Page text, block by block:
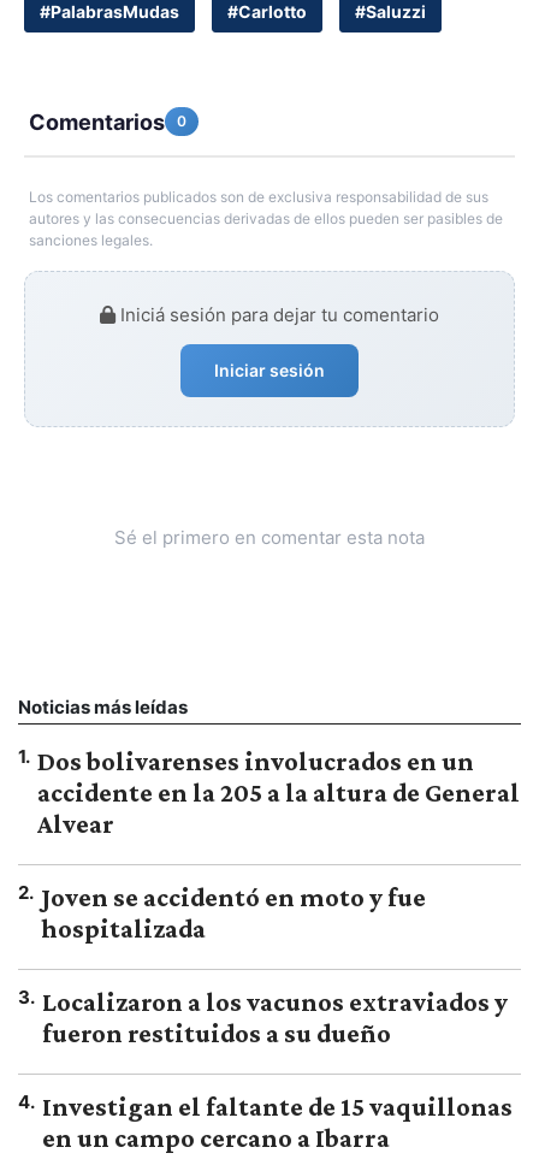
#PalabrasMudas #Carlotto #Saluzzi
Comentarios 0
Los comentarios publicados son de exclusiva responsabilidad de sus
autores y las consecuencias derivadas de ellos pueden ser pasibles de
sanciones legales.
Iniciá sesión para dejar tu comentario
Iniciar sesión
Sé el primero en comentar esta nota
Noticias más leídas
1. Dos bolivarenses involucrados en un
accidente en la 205 a la altura de General
Alvear
2. Joven se accidentó en moto y fue
hospitalizada
3. Localizaron a los vacunos extraviados y
fueron restituidos a su dueño
4. Investigan el faltante de 15 vaquillonas
en un campo cercano a Ibarra